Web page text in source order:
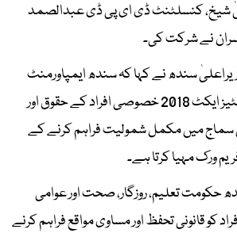
شیخ، کنسلٹنٹ ڈی ای پی ڈی عبدالصمد
نے شرکت کی۔
سندھ نے کہا کہ سندھ ایمپاورمنٹ
آف پرسنز وتھ ڈِس ایبلٹیز ایکٹ 2018 خصوصی افراد کے حقوق اور
سماج میں مکمل شمولیت فراہم کرنے کے
ورک مہیا کرتا ہے۔
حکومت تعلیم، روزگار، صحت اور عوامی
کو قانونی تحفظ اور مساوی مواقع فراہم کرنے